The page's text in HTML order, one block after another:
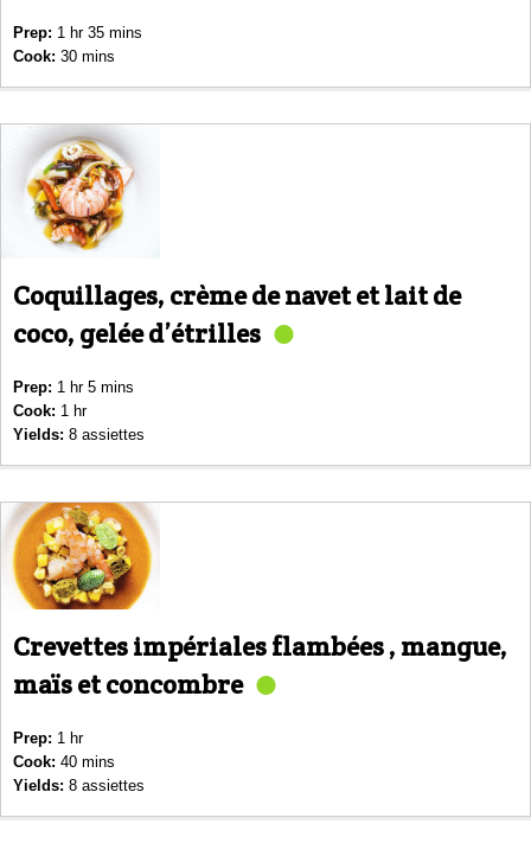
Prep: 1 hr 35 mins
Cook: 30 mins
Coquillages, crème de navet et lait de
coco, gelée d’étrilles
Prep: 1 hr 5 mins
Cook: 1 hr
Yields: 8 assiettes
Crevettes impériales flambées , mangue,
maïs et concombre
Prep: 1 hr
Cook: 40 mins
Yields: 8 assiettes